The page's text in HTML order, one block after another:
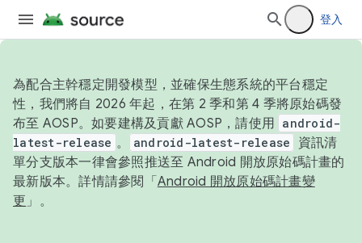
登入
為配合主幹穩定開發模型，並確保生態系統的平台穩定
性，我們將自 2026 年起，在第 2 季和第 4 季將原始碼發
布至 AOSP。如要建構及貢獻 AOSP，請使用 android-
latest-release 。 android-latest-release
資訊清
單分支版本一律會參照推送至 Android 開放原始碼計畫的
最新版本。詳情請參閱「 Android 開放原始碼計畫變
更 」。